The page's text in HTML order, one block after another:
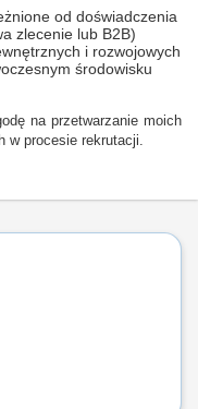
od doświadczenia
zlecenie lub B2B)
i rozwojowych
środowisku
na przetwarzanie moich
w procesie rekrutacji.